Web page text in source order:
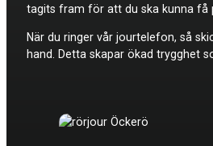
tagits fram för att du ska kunna få
När du ringer vår jourtelefon, så
hand. Detta skapar ökad trygghet